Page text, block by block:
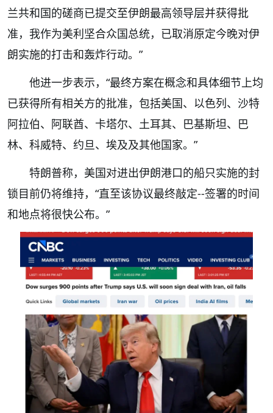
兰共和国的磋商已提交至伊朗最高领导层并获得批
准，我作为美利坚合众国总统，已取消原定今晚对伊
朗实施的打击和轰炸行动。”
他进一步表示，“最终方案在概念和具体细节上均
已获得所有相关方的批准，包括美国、以色列、沙特
阿拉伯、阿联酋、卡塔尔、土耳其、巴基斯坦、巴
林、科威特、约旦、埃及及其他国家。”
特朗普称，美国对进出伊朗港口的船只实施的封
锁目前仍将维持，“直至该协议最终敲定--签署的时间
和地点将很快公布。”